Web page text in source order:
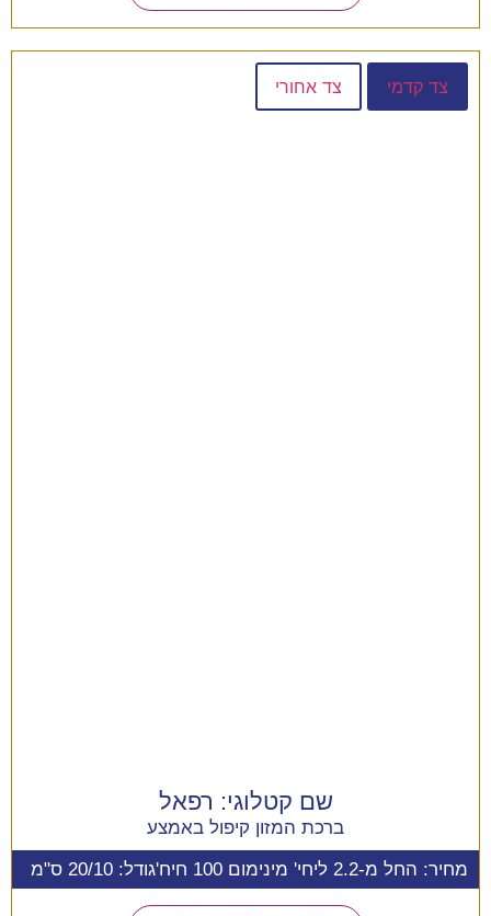
צד קדמי צד אחורי
שם קטלוגי: רפאל
ברכת המזון קיפול באמצע
מחיר: החל מ-2.2 ליחי' מינימום 100 חיח'
גודל: 20/10 ס"מ